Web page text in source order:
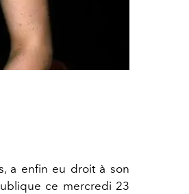
a enfin eu droit à son
ce mercredi 23